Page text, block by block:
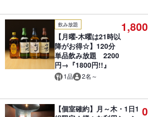
飲み放題
【月曜-木曜は21時以
降がお得☆】120分
単品飲み放題 2200
円→『1800円!!』
1品 2名～
1,800
【個室確約】月～木・1日1 0